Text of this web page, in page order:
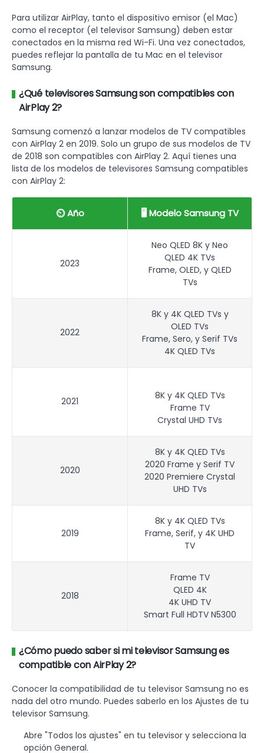
Para utilizar AirPlay, tanto el dispositivo emisor (el Mac)
como el receptor (el televisor Samsung) deben estar
conectados en la misma red Wi-Fi. Una vez conectados,
puedes reflejar la pantalla de tu Mac en el televisor
Samsung.
¿Qué televisores Samsung son compatibles con
AirPlay 2?
Samsung comenzó a lanzar modelos de TV compatibles
con AirPlay 2 en 2019. Solo un grupo de sus modelos de TV
de 2018 son compatibles con AirPlay 2. Aquí tienes una
lista de los modelos de televisores Samsung compatibles
con AirPlay 2:
⏲️ Año 🖥️ Modelo Samsung TV
2023
Neo QLED 8K y Neo
QLED 4K TVs
Frame, OLED, y QLED
TVs
2022
8K y 4K QLED TVs y
OLED TVs
Frame, Sero, y Serif TVs
4K QLED TVs
2021
8K y 4K QLED TVs
Frame TV
Crystal UHD TVs
2020
8K y 4K QLED TVs
2020 Frame y Serif TV
2020 Premiere Crystal
UHD TVs
2019
8K y 4K QLED TVs
Frame, Serif, y 4K UHD
TV
2018
Frame TV
QLED 4K
4K UHD TV
Smart Full HDTV N5300
¿Cómo puedo saber si mi televisor Samsung es
compatible con AirPlay 2?
Conocer la compatibilidad de tu televisor Samsung no es
nada del otro mundo. Puedes saberlo en los Ajustes de tu
televisor Samsung.
Abre "Todos los ajustes" en tu televisor y selecciona la
opción General.